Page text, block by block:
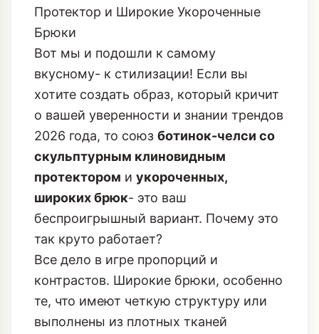
Протектор и Широкие Укороченные
Брюки
Вот мы и подошли к самому
вкусному- к стилизации! Если вы
хотите создать образ, который кричит
о вашей уверенности и знании трендов
2026 года, то союз ботинок-челси со
скульптурным клиновидным
протектором и укороченных,
широких брюк- это ваш
беспроигрышный вариант. Почему это
так круто работает?
Все дело в игре пропорций и
контрастов. Широкие брюки, особенно
те, что имеют четкую структуру или
выполнены из плотных тканей